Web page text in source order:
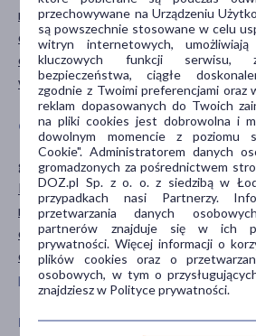
nawilżające
oczyszczające
odświeżające
wygładzające
GŁÓWNY SKŁADNIK
gliceryna
kwas glikolowy
mydlnica
oczar
oliwa z oliwek
pokaż więcej ...
CZĘŚĆ
skóra
twarz
PORA STOSOWANIA
przechowywane na Urządzeniu
są powszechnie stosowane w celu
witryn internetowych,
kluczowych funkcji serwisu,
bezpieczeństwa, ciągłe
zgodnie z Twoimi preferencjami oraz
reklam dopasowanych do Twoich
na pliki cookies jest dobrowolna i
dowolnym momencie z poziomu
Cookie". Administratorem danych
gromadzonych za pośrednictwem
DOZ.pl Sp. z o. o. z siedzibą w
przypadkach nasi Partnerzy.
przetwarzania danych
partnerów znajduje się w ich
prywatności. Więcej informacji o
plików cookies oraz o
osobowych, w tym o
znajdziesz w Polityce prywatności.